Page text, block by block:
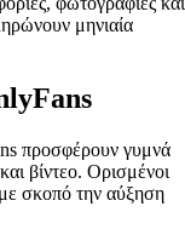
μηνιαία
προσφέρουν γυμνά
βίντεο. Ορισμένοι
σκοπό την αύξηση